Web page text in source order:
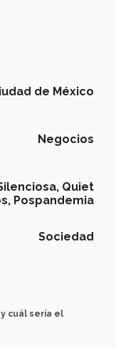
de México
Negocios
Quiet
Pospandemia
Sociedad
y cuál sería el